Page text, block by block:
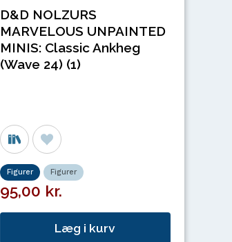
D&D NOLZURS
MARVELOUS UNPAINTED
MINIS: Classic Ankheg
(Wave 24) (1)
Figurer Figurer
95,00 kr.
Læg i kurv